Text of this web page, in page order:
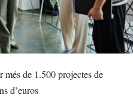
de 1.500 projectes de
d’euros